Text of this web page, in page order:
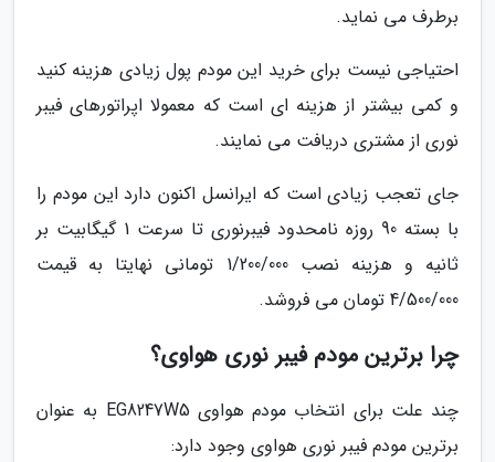
برطرف می نماید.
احتیاجی نیست برای خرید این مودم پول زیادی هزینه کنید
و کمی بیشتر از هزینه ای است که معمولا اپراتورهای فیبر
نوری از مشتری دریافت می نمایند.
جای تعجب زیادی است که ایرانسل اکنون دارد این مودم را
با بسته 90 روزه نامحدود فیبرنوری تا سرعت 1 گیگابیت بر
ثانیه و هزینه نصب 1/200/000 تومانی نهایتا به قیمت
4/500/000 تومان می فروشد.
چرا برترین مودم فیبر نوری هواوی؟
چند علت برای انتخاب مودم هواوی EG8247W5 به عنوان
برترین مودم فیبر نوری هواوی وجود دارد: